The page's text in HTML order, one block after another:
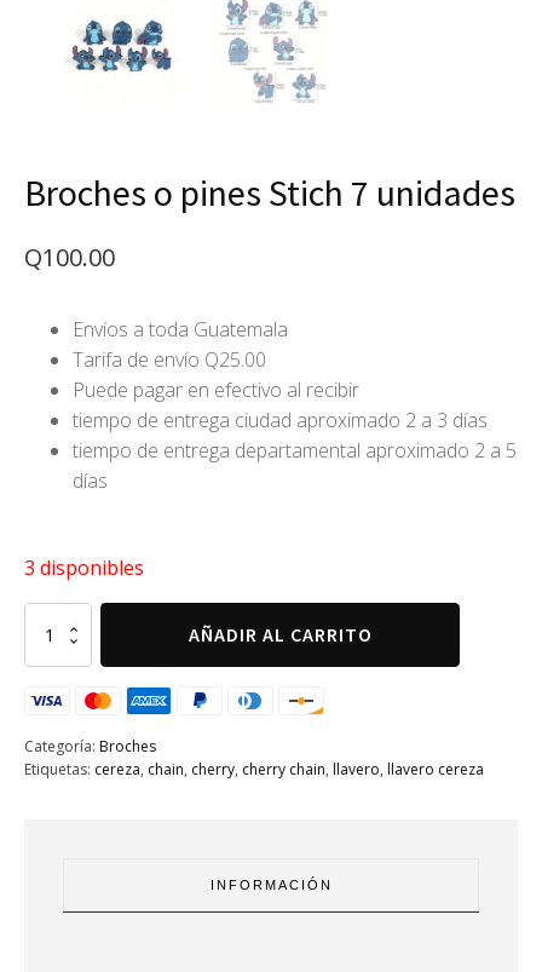
Broches o pines Stich 7 unidades
Q100.00
Envíos a toda Guatemala
Tarifa de envío Q25.00
Puede pagar en efectivo al recibir
tiempo de entrega ciudad aproximado 2 a 3 días
tiempo de entrega departamental aproximado 2 a 5
días
3 disponibles
Broches
pines
Stich
unidades
cantidad
AÑADIR AL CARRITO
Categoría: Broches
Etiquetas: cereza, chain, cherry, cherry chain, llavero, llavero cereza
INFORMACIÓN